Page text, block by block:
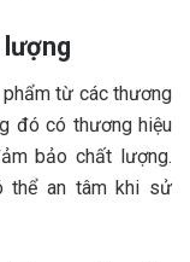
từ các thương
đó có thương hiệu
bảo chất lượng.
thể an tâm khi sử